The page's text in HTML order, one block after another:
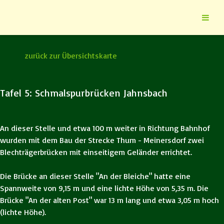
zurück zur Übersichtskarte
Tafel 5: Schmalspurbrücken Jahnsbach
An dieser Stelle und etwa 100 m weiter in Richtung Bahnhof
wurden mit dem Bau der Strecke Thum - Meinersdorf zwei
Blechträgerbrücken mit einseitigem Geländer errichtet.
Die Brücke an dieser Stelle "An der Bleiche" hatte eine
Spannweite von 9,15 m und eine lichte Höhe von 5,35 m. Die
Brücke "An der alten Post" war 13 m lang und etwa 3,05 m hoch
(lichte Höhe).